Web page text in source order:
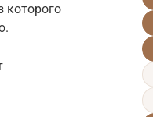
которого